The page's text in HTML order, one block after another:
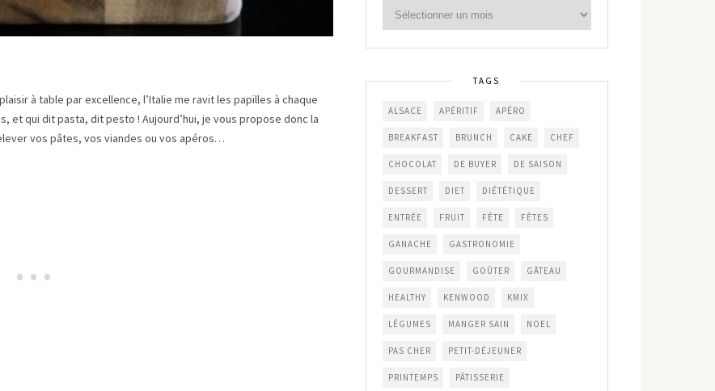
à table par excellence, l’Italie me ravit les papilles à chaque
et qui dit pasta, dit pesto ! Aujourd’hui, je vous propose donc la
vos pâtes, vos viandes ou vos apéros…
TAGS
ALSACE APÉRITIF APÉRO
BREAKFAST BRUNCH CAKE CHEF
CHOCOLAT DE BUYER DE SAISON
DESSERT DIET DIÉTÉTIQUE
ENTRÉE FRUIT FÊTE FÊTES
GANACHE GASTRONOMIE
GOURMANDISE GOÛTER GÂTEAU
HEALTHY KENWOOD KMIX
LÉGUMES MANGER SAIN NOEL
PAS CHER PETIT-DÉJEUNER
PRINTEMPS PÂTISSERIE